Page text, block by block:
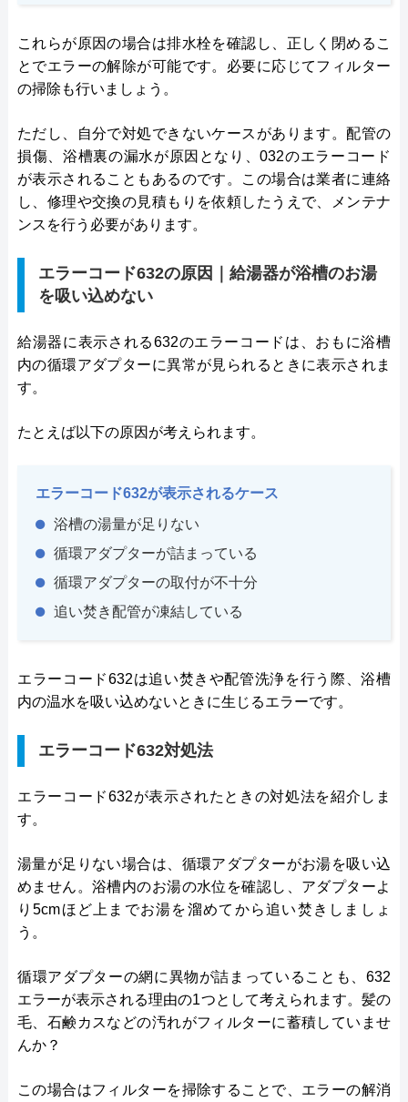
これらが原因の場合は排水栓を確認し、正しく閉めるこ
とでエラーの解除が可能です。必要に応じてフィルター
の掃除も行いましょう。
ただし、自分で対処できないケースがあります。配管の
損傷、浴槽裏の漏水が原因となり、032のエラーコード
が表示されることもあるのです。この場合は業者に連絡
し、修理や交換の見積もりを依頼したうえで、メンテナ
ンスを行う必要があります。
エラーコード632の原因｜給湯器が浴槽のお湯
を吸い込めない
給湯器に表示される632のエラーコードは、おもに浴槽
内の循環アダプターに異常が見られるときに表示されま
す。
たとえば以下の原因が考えられます。
エラーコード632が表示されるケース
浴槽の湯量が足りない
循環アダプターが詰まっている
循環アダプターの取付が不十分
追い焚き配管が凍結している
エラーコード632は追い焚きや配管洗浄を行う際、浴槽
内の温水を吸い込めないときに生じるエラーです。
エラーコード632対処法
エラーコード632が表示されたときの対処法を紹介しま
す。
湯量が足りない場合は、循環アダプターがお湯を吸い込
めません。浴槽内のお湯の水位を確認し、アダプターよ
り5cmほど上までお湯を溜めてから追い焚きしましょ
う。
循環アダプターの網に異物が詰まっていることも、632
エラーが表示される理由の1つとして考えられます。髪の
毛、石鹸カスなどの汚れがフィルターに蓄積していませ
んか？
この場合はフィルターを掃除することで、エラーの解消